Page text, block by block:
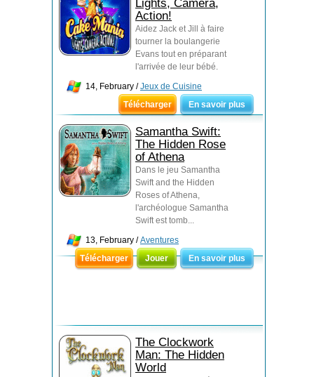
Lights, Camera,
Action!
Aidez Jack et Jill à faire
tourner la boulangerie
Evans tout en préparant
l'arrivée de leur bébé.
14, February /Jeux de Cuisine
Télécharger
En savoir plus
Samantha Swift:
The Hidden Rose
of Athena
Dans le jeu Samantha
Swift and the Hidden
Roses of Athena,
l'archéologue Samantha
Swift est tomb...
13, February /Aventures
Télécharger
Jouer En savoir plus
The Clockwork
Man: The Hidden
World